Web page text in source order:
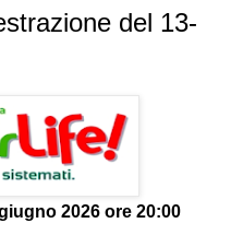
del 13-
2026 ore 20:00